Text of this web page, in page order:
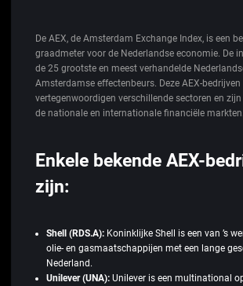
De AEX, de Amsterdam Exchange Index, is een
graadmeter voor de Nederlandse economie. De
de 25 grootste en meest verhandelde
Amsterdamse effectenbeurs. Deze AEX-bedrijven
vertegenwoordigen verschillende sectoren en
de nationale en internationale financiële markten.
Enkele bekende AEX-
zijn:
Shell (RDS.A):Koninklijke Shell is een van ’s
olie- en gasmaatschappijen met een lange
Nederland.
Unilever (UNA):Unilever is een multinational